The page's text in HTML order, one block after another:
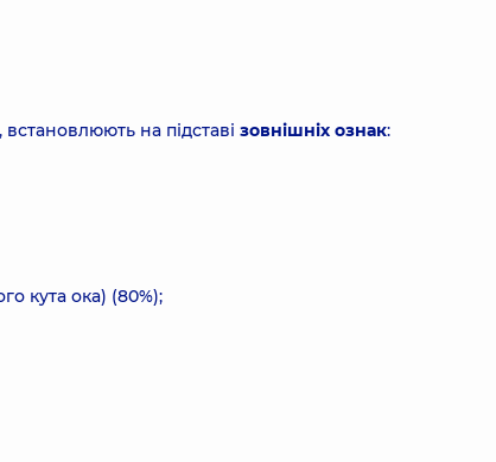
на підставі зовнішніх ознак:
кута ока) (80%);